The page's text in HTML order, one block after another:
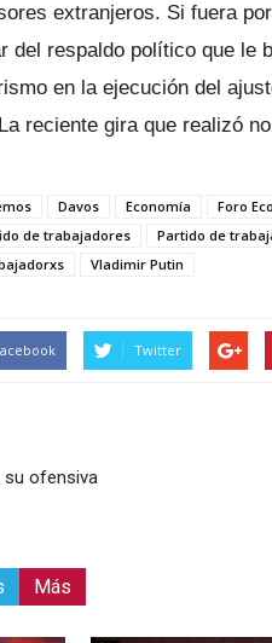
extranjeros. Si fuera
del respaldo político que le
en la ejecución del
reciente gira que realizó
Davos Economía Foro
de trabajadores Partido de
Vladimir Putin
Twitter
su ofensiva
Más